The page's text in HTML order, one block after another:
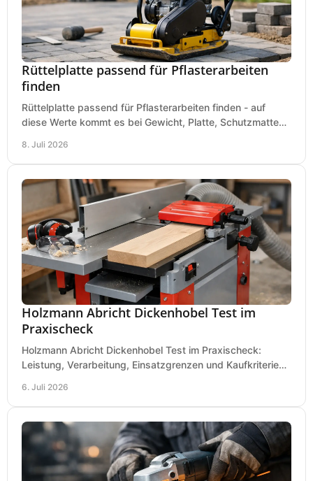
Rüttelplatte passend für Pflasterarbeiten
finden
Rüttelplatte passend für Pflasterarbeiten finden - auf
diese Werte kommt es bei Gewicht, Platte, Schutzmatte
8. Juli 2026
Holzmann Abricht Dickenhobel Test im
Praxischeck
Holzmann Abricht Dickenhobel Test im Praxischeck:
Leistung, Verarbeitung, Einsatzgrenzen und Kaufkriterien
6. Juli 2026